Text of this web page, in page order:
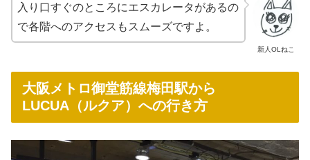
新人OLねこ
入り口すぐのところにエスカレータがあるの
で各階へのアクセスもスムーズですよ。
大阪メトロ御堂筋線梅田駅から
LUCUA（ルクア）への行き方